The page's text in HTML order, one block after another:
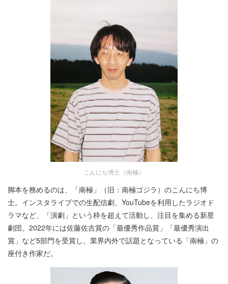
こんにち博士（南極）
脚本を務めるのは、「南極」（旧：南極ゴジラ）のこんにち博
士。インスタライブでの生配信劇、YouTubeを利用したラジオド
ラマなど、「演劇」という枠を超えて活動し、注目を集める新星
劇団。2022年には佐藤佐吉賞の「最優秀作品賞」「最優秀演出
賞」など5部門を受賞し、業界内外で話題となっている「南極」の
座付き作家だ。